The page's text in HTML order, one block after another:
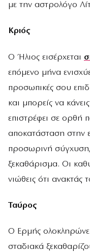
με την αστρολόγο
Κριός
Ο Ήλιος εισέρχεται
επόμενο μήνα
προσωπικές σου
και μπορείς να
επιστρέφει σε ορθή
αποκατάσταση στην
προσωρινή
ξεκαθάρισμα. Οι
νιώθεις ότι ανακτάς
Ταύρος
Ο Ερμής
σταδιακά